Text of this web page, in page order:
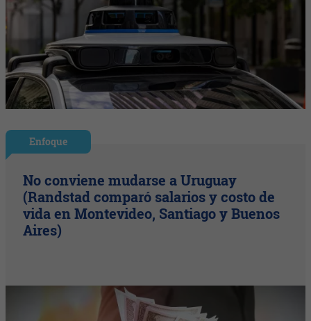
Enfoque
No conviene mudarse a Uruguay
(Randstad comparó salarios y costo de
vida en Montevideo, Santiago y Buenos
Aires)